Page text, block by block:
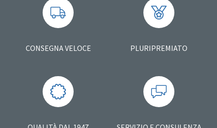
CONSEGNA VELOCE PLURIPREMIATO